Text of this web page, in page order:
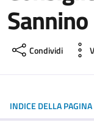
Sannino
Condividi
INDICE DELLA PAGINA